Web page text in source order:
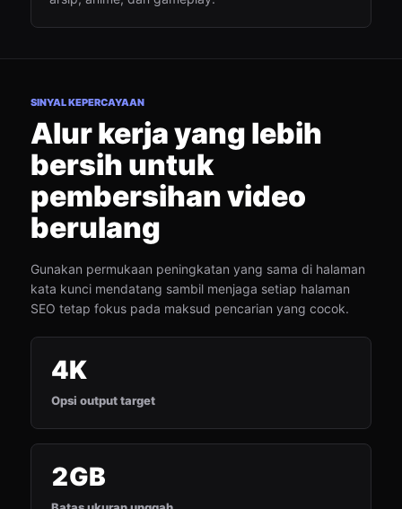
SINYAL KEPERCAYAAN
Alur kerja yang lebih
bersih untuk
pembersihan video
berulang
Gunakan permukaan peningkatan yang sama di halaman
kata kunci mendatang sambil menjaga setiap halaman
SEO tetap fokus pada maksud pencarian yang cocok.
4K
Opsi output target
2GB